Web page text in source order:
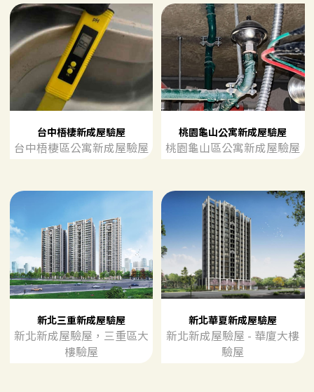
台中梧棲新成屋驗屋
台中梧棲區公寓新成屋驗屋
桃園龜山公寓新成屋驗屋
桃園龜山區公寓新成屋驗屋
新北三重新成屋驗屋
新北新成屋驗屋，三重區大
樓驗屋
新北華夏新成屋驗屋
新北新成屋驗屋 - 華廈大樓
驗屋